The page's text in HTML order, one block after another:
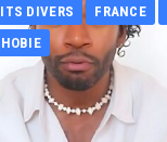
DIVERS FRANCE